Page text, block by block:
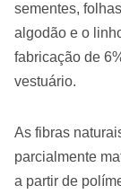
sementes,
algodão e o
fabricação de
vestuário.
As fibras
parcialmente
a partir de